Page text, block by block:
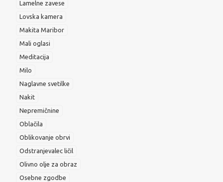
Lamelne zavese
Lovska kamera
Makita Maribor
Mali oglasi
Meditacija
Milo
Naglavne svetilke
Nakit
Nepremičnine
Oblačila
Oblikovanje obrvi
Odstranjevalec ličil
Olivno olje za obraz
Osebne zgodbe